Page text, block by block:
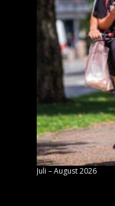
Juli – August 2026